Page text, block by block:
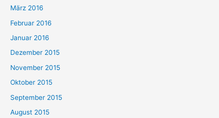
März 2016
Februar 2016
Januar 2016
Dezember 2015
November 2015
Oktober 2015
September 2015
August 2015